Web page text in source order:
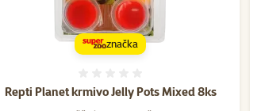
2
Repti Planet krmivo Jelly Pots Mixed 8ks
značka